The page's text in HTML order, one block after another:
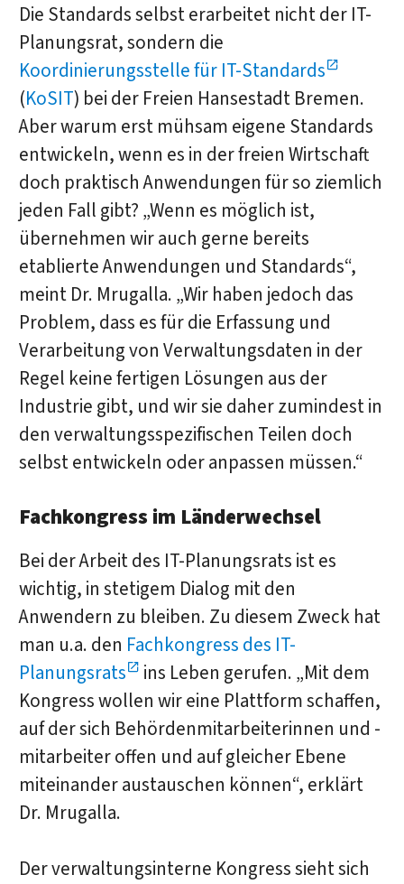
Die Standards selbst erarbeitet nicht der IT-
Planungsrat, sondern die
Koordinierungsstelle für IT-Standards
(KoSIT) bei der Freien Hansestadt Bremen.
Aber warum erst mühsam eigene Standards
entwickeln, wenn es in der freien Wirtschaft
doch praktisch Anwendungen für so ziemlich
jeden Fall gibt? „Wenn es möglich ist,
übernehmen wir auch gerne bereits
etablierte Anwendungen und Standards“,
meint Dr. Mrugalla. „Wir haben jedoch das
Problem, dass es für die Erfassung und
Verarbeitung von Verwaltungsdaten in der
Regel keine fertigen Lösungen aus der
Industrie gibt, und wir sie daher zumindest in
den verwaltungsspezifischen Teilen doch
selbst entwickeln oder anpassen müssen.“
Fachkongress im Länderwechsel
Bei der Arbeit des IT-Planungsrats ist es
wichtig, in stetigem Dialog mit den
Anwendern zu bleiben. Zu diesem Zweck hat
man u.a. den Fachkongress des IT-
Planungsrats
ins Leben gerufen. „Mit dem
Kongress wollen wir eine Plattform schaffen,
auf der sich Behördenmitarbeiterinnen und -
mitarbeiter offen und auf gleicher Ebene
miteinander austauschen können“, erklärt
Dr. Mrugalla.
Der verwaltungsinterne Kongress sieht sich